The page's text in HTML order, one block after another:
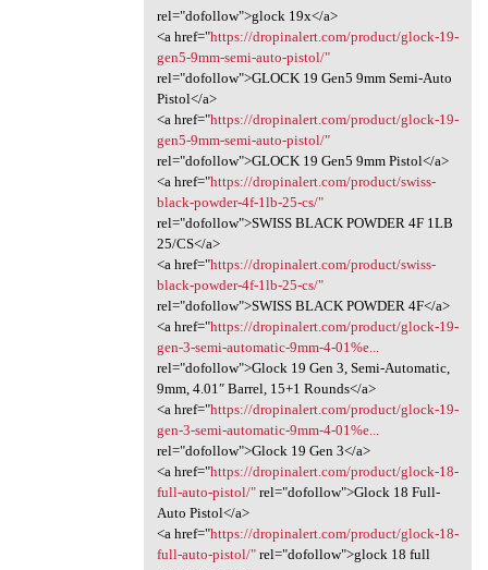
rel="dofollow">glock 19x</a>
<a href="https://dropinalert.com/product/glock-19-
gen5-9mm-semi-auto-pistol/"
rel="dofollow">GLOCK 19 Gen5 9mm Semi-Auto
Pistol</a>
<a href="https://dropinalert.com/product/glock-19-
gen5-9mm-semi-auto-pistol/"
rel="dofollow">GLOCK 19 Gen5 9mm Pistol</a>
<a href="https://dropinalert.com/product/swiss-
black-powder-4f-1lb-25-cs/"
rel="dofollow">SWISS BLACK POWDER 4F 1LB
25/CS</a>
<a href="https://dropinalert.com/product/swiss-
black-powder-4f-1lb-25-cs/"
rel="dofollow">SWISS BLACK POWDER 4F</a>
<a href="https://dropinalert.com/product/glock-19-
gen-3-semi-automatic-9mm-4-01%e...
rel="dofollow">Glock 19 Gen 3, Semi-Automatic,
9mm, 4.01″ Barrel, 15+1 Rounds</a>
<a href="https://dropinalert.com/product/glock-19-
gen-3-semi-automatic-9mm-4-01%e...
rel="dofollow">Glock 19 Gen 3</a>
<a href="https://dropinalert.com/product/glock-18-
full-auto-pistol/"rel="dofollow">Glock 18 Full-
Auto Pistol</a>
<a href="https://dropinalert.com/product/glock-18-
full-auto-pistol/"rel="dofollow">glock 18 full